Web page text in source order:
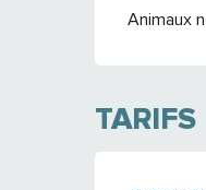
Animaux
TARIFS